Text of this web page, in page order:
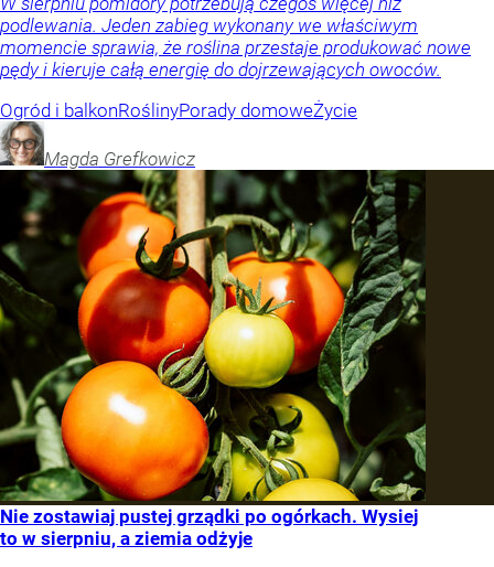
podlewania. Jeden zabieg wykonany we właściwym
momencie sprawia, że roślina przestaje produkować nowe
pędy i kieruje całą energię do dojrzewających owoców.
Ogród i balkonRoślinyPorady domoweŻycie
Magda Grefkowicz
Nie zostawiaj pustej grządki po ogórkach. Wysiej
to w sierpniu, a ziemia odżyje